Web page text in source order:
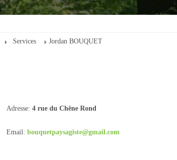
Services Jordan BOUQUET
Adresse: 4 rue du Chêne Rond
Email: bouquetpaysagiste@gmail.com